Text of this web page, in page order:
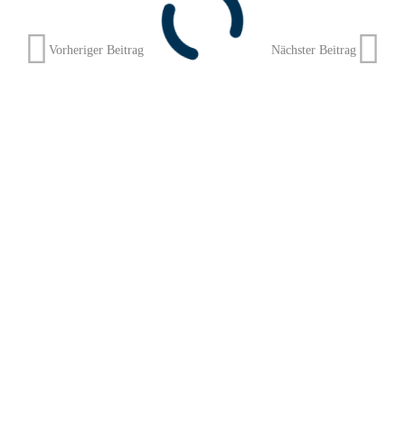
Vorheriger Beitrag Nächster Beitrag